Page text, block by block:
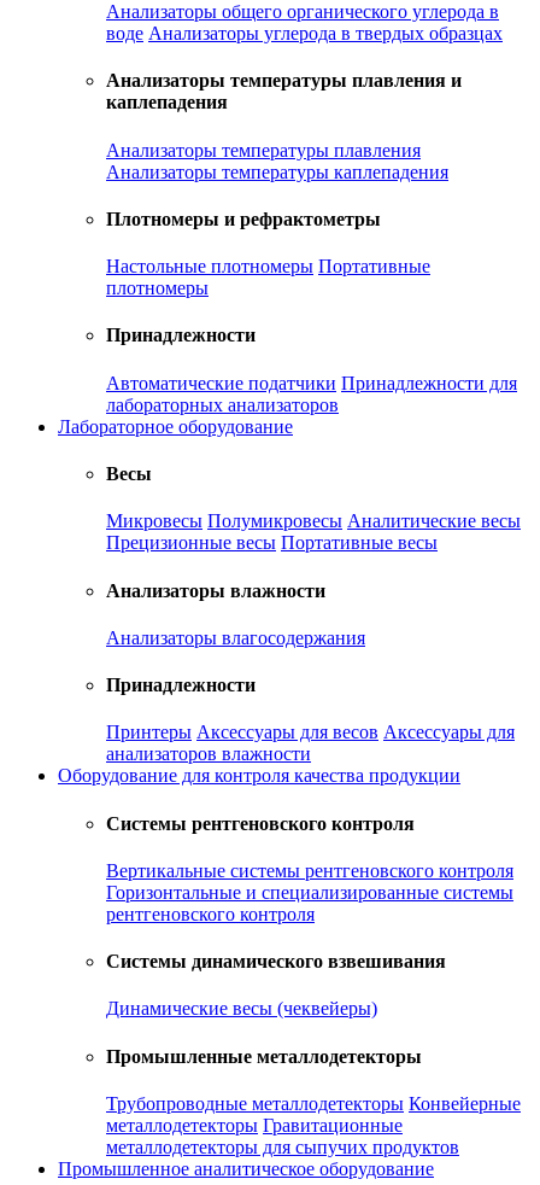
Анализаторы общего органического углерода в
воде Анализаторы углерода в твердых образцах
Анализаторы температуры плавления и
каплепадения
Анализаторы температуры плавления
Анализаторы температуры каплепадения
Плотномеры и рефрактометры
Настольные плотномеры Портативные
плотномеры
Принадлежности
Автоматические податчики Принадлежности для
лабораторных анализаторов
Лабораторное оборудование
Весы
Микровесы Полумикровесы Аналитические весы
Прецизионные весы Портативные весы
Анализаторы влажности
Анализаторы влагосодержания
Принадлежности
Принтеры Аксессуары для весов Аксессуары для
анализаторов влажности
Оборудование для контроля качества продукции
Системы рентгеновского контроля
Вертикальные системы рентгеновского контроля
Горизонтальные и специализированные системы
рентгеновского контроля
Системы динамического взвешивания
Динамические весы (чеквейеры)
Промышленные металлодетекторы
Трубопроводные металлодетекторы Конвейерные
металлодетекторы Гравитационные
металлодетекторы для сыпучих продуктов
Промышленное аналитическое оборудование